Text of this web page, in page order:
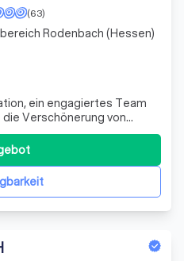
(63)
ein engagiertes Team
Verschönerung von
unserer Expertise und
verwandeln wir jeden
Arbeit ist geprägt von
tief
Rodenbach (Hessen)